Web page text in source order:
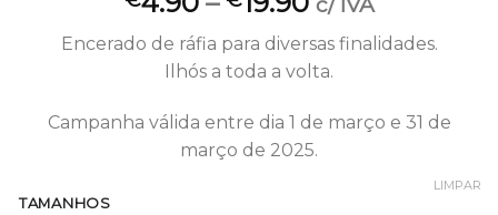
Encerado de ráfia para diversas finalidades.
Ilhós a toda a volta.
Campanha válida entre dia 1 de março e 31 de
março de 2025.
TAMANHOS
LIMPAR